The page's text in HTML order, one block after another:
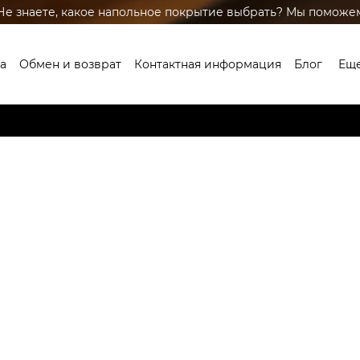
знаете, какое напольное покрытие выбрать? Мы
Обмен и возврат Контактная информация Блог